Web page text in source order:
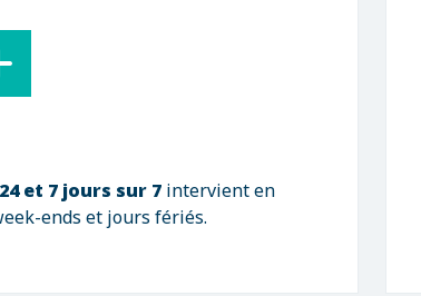
et 7 jours sur 7 intervient en
ends et jours fériés.